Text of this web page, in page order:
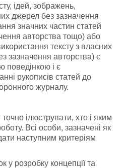
ідей, зображень,
джерел без зазначення
значних частин статей
авторства тощо) або
тексту з власних
зазначення авторства) є
поведінкою і є
рукописів статей до
журналу.
ілюструвати, хто і яким
Всі особи, зазначені як
наступним критеріям
у розробку концепції та